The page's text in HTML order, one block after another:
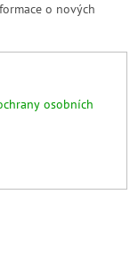
o nových
osobních